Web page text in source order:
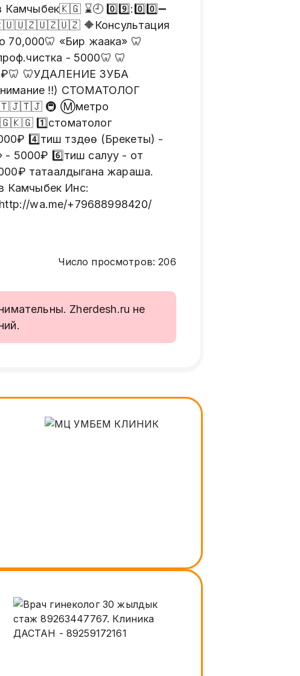
⌛️🕘 0️⃣9️⃣:0️⃣0️⃣➖
🔶️Консультация
70,000🦷 «Бир жаака» 🦷
- 5000🦷 🦷
₽🦷 🦷УДАЛЕНИЕ ЗУБА
‼️) СТОМАТОЛОГ
🚇 Ⓜ️метро
1️⃣стоматолог
4️⃣тиш түздөө (Брекеты) -
- 5000₽ 6️⃣тиш салуу - от
татаалдыгана жараша.
Инс:
wa.me/+79688998420/
Число просмотров:206
Zherdesh.ru не